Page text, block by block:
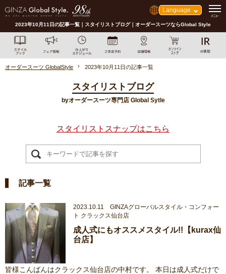
Language
2023年10月11日の記事一覧｜スタイリストブログ｜オーダースーツならGlobal Style
オーダースーツ GlobalStyle 2023年10月11日の記事一覧
スタイリストブログ
byオーダースーツ専門店 Global Sytle
スタイリストスナップはこちら
記事一覧
2023.10.11 GINZAグローバルスタイル・コンフォー
ト クラックス仙台店
成人式にもオススメスタイル!!【kurax仙
台店】
皆様こんばんはクラックス仙台店の中村です。 本日は成人式だけで